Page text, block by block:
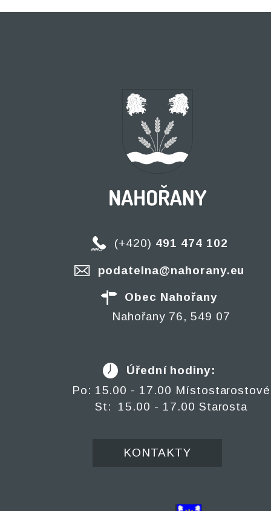
(+420) 491 474 102
podatelna@nahorany.eu
Obec Nahořany
Nahořany 76, 549 07
Úřední hodiny:
Po: 15.00 - 17.00 Místostarostové
St: 15.00 - 17.00 Starosta
KONTAKTY